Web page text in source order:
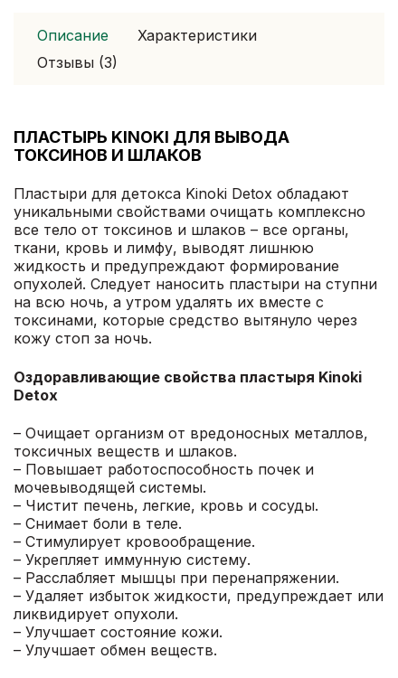
Описание
Характеристики
Отзывы (3)
ПЛАСТЫРЬ KINOKI ДЛЯ ВЫВОДА
ТОКСИНОВ И ШЛАКОВ
Пластыри для детокса Kinoki Detox обладают
уникальными свойствами очищать комплексно
все тело от токсинов и шлаков – все органы,
ткани, кровь и лимфу, выводят лишнюю
жидкость и предупреждают формирование
опухолей. Следует наносить пластыри на ступни
на всю ночь, а утром удалять их вместе с
токсинами, которые средство вытянуло через
кожу стоп за ночь.
Оздоравливающие свойства пластыря Kinoki
Detox
– Очищает организм от вредоносных металлов,
токсичных веществ и шлаков.
– Повышает работоспособность почек и
мочевыводящей системы.
– Чистит печень, легкие, кровь и сосуды.
– Снимает боли в теле.
– Стимулирует кровообращение.
– Укрепляет иммунную систему.
– Расслабляет мышцы при перенапряжении.
– Удаляет избыток жидкости, предупреждает или
ликвидирует опухоли.
– Улучшает состояние кожи.
– Улучшает обмен веществ.